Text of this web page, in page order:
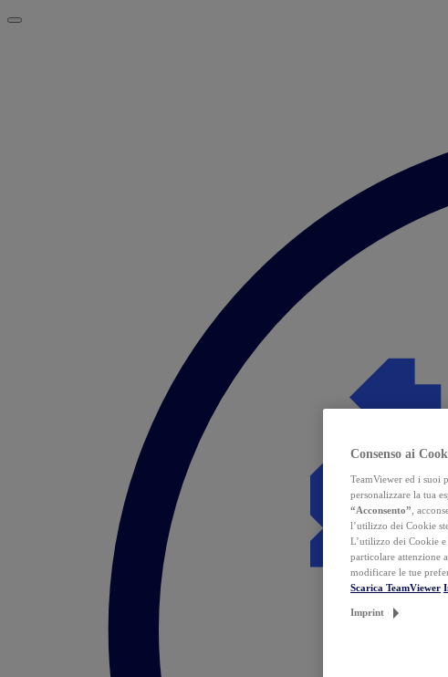
Consenso ai
TeamViewer ed i suoi
personalizzare la tua
“Acconsento” ,
l’utilizzo dei Cookie
L’utilizzo dei Cookie
particolare attenzione
modificare le tue
Scarica TeamViewer
Imprint